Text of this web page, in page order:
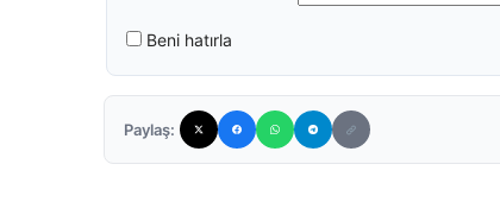
Beni hatırla
Paylaş: